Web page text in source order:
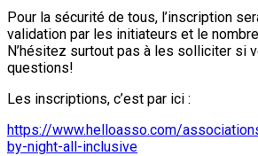
Pour la sécurité de tous, l’inscription
validation par les initiateurs et le
N’hésitez surtout pas à les solliciter si
questions!
Les inscriptions, c’est par ici :
https://www.helloasso.com/
by-night-all-inclusive